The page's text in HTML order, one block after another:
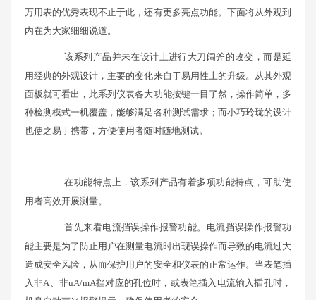
万用表的优秀表现不止于此，还有更多亮点功能。下面将从外观到
内在为大家细细说道。
该系列产品并未在设计上进行大刀阔斧的改变，而是延
用经典的外观设计，主要的变化来自于易用性上的升级。从其外观
面板就可看出，此系列仪表各大功能按键一目了然，操作简单，多
种检测模式一机覆盖，能够满足各种测试需求；而小巧玲珑的设计
也使之易于携带，方便使用者随时随地测试。
在功能特点上，该系列产品有着多项功能特点，可助使
用者高效开展测量。
首先来看电流挡误操作报警功能。电流挡误操作报警功
能主要是为了防止用户在测量电流时出现误操作而导致的电流过大
造成安全风险，从而保护用户的安全和仪表的正常运作。当表笔插
入非A、非uA/mA挡对应的孔位时，或表笔插入电流输入插孔时，